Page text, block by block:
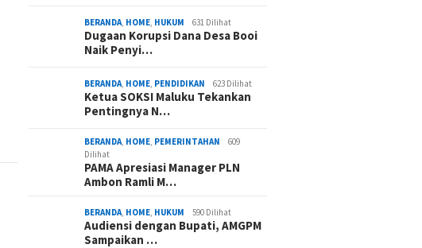
BERANDA HOME HUKUM 631 Dilihat
Dugaan Korupsi Dana Desa Booi
Naik Penyi…
BERANDA HOME PENDIDIKAN 623 Dilihat
Ketua SOKSI Maluku Tekankan
Pentingnya N…
BERANDA HOME PEMERINTAHAN
609
Dilihat
PAMA Apresiasi Manager PLN
Ambon Ramli M…
BERANDA HOME HUKUM 590 Dilihat
Audiensi dengan Bupati, AMGPM
Sampaikan …